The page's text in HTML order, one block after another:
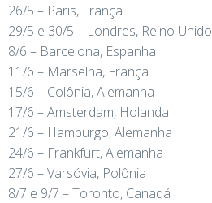
26/5 – Paris, França
29/5 e 30/5 – Londres, Reino Unido
8/6 – Barcelona, Espanha
11/6 – Marselha, França
15/6 – Colônia, Alemanha
17/6 – Amsterdam, Holanda
21/6 – Hamburgo, Alemanha
24/6 – Frankfurt, Alemanha
27/6 – Varsóvia, Polônia
8/7 e 9/7 – Toronto, Canadá